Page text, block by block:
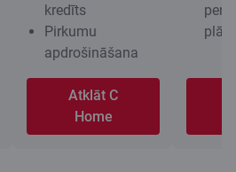
kredīts
Pirkumu
apdrošināšana
Atklāt C
Home